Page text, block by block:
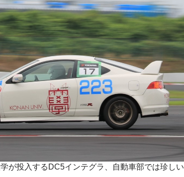
が投入するDC5インテグラ、自動車部では珍しい